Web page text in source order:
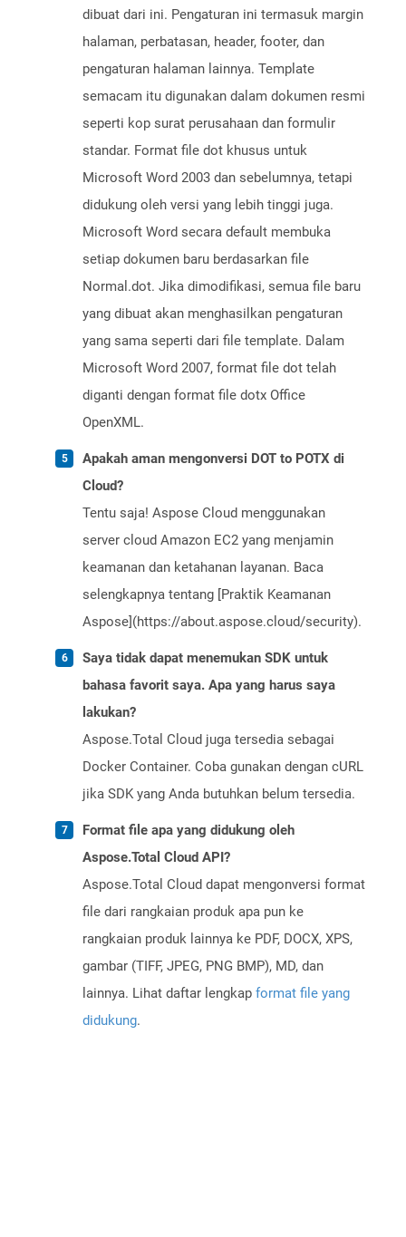
dibuat dari ini. Pengaturan ini termasuk margin
halaman, perbatasan, header, footer, dan
pengaturan halaman lainnya. Template
semacam itu digunakan dalam dokumen resmi
seperti kop surat perusahaan dan formulir
standar. Format file dot khusus untuk
Microsoft Word 2003 dan sebelumnya, tetapi
didukung oleh versi yang lebih tinggi juga.
Microsoft Word secara default membuka
setiap dokumen baru berdasarkan file
Normal.dot. Jika dimodifikasi, semua file baru
yang dibuat akan menghasilkan pengaturan
yang sama seperti dari file template. Dalam
Microsoft Word 2007, format file dot telah
diganti dengan format file dotx Office
OpenXML.
Apakah aman mengonversi DOT to POTX di
Cloud?
Tentu saja! Aspose Cloud menggunakan
server cloud Amazon EC2 yang menjamin
keamanan dan ketahanan layanan. Baca
selengkapnya tentang [Praktik Keamanan
Aspose](https://about.aspose.cloud/security).
Saya tidak dapat menemukan SDK untuk
bahasa favorit saya. Apa yang harus saya
lakukan?
Aspose.Total Cloud juga tersedia sebagai
Docker Container. Coba gunakan dengan cURL
jika SDK yang Anda butuhkan belum tersedia.
Format file apa yang didukung oleh
Aspose.Total Cloud API?
Aspose.Total Cloud dapat mengonversi format
file dari rangkaian produk apa pun ke
rangkaian produk lainnya ke PDF, DOCX, XPS,
gambar (TIFF, JPEG, PNG BMP), MD, dan
lainnya. Lihat daftar lengkap format file yang
didukung.